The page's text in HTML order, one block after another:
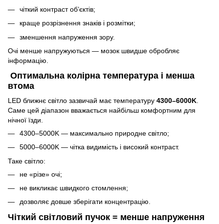
чіткий контраст об’єктів;
краще розрізнення знаків і розмітки;
зменшення напруження зору.
Очі менше напружуються — мозок швидше обробляє
інформацію.
Оптимальна колірна температура і менша
втома
LED ближнє світло зазвичай має температуру 4300–6000K
Саме цей діапазон вважається найбільш комфортним для
нічної їзди.
4300–5000K — максимально природне світло;
5000–6000K — чітка видимість і високий контраст.
Таке світло:
не «різе» очі;
не викликає швидкого стомлення;
дозволяє довше зберігати концентрацію.
Чіткий світловий пучок = менше напруження